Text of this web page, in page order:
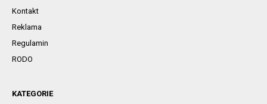
Kontakt
Reklama
Regulamin
RODO
KATEGORIE